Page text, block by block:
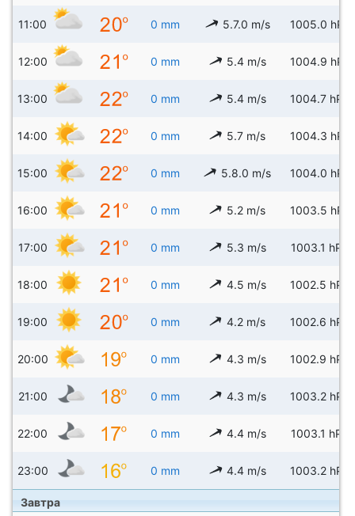
11:00 0 mm 5.7.0 m/s 1005.0 hPa
12:00 0 mm 5.4 m/s 1004.9 hPa
13:00 0 mm 5.4 m/s 1004.7 hPa
14:00 0 mm 5.7 m/s 1004.3 hPa
15:00 0 mm 5.8.0 m/s 1004.0 hPa
16:00 0 mm 5.2 m/s 1003.5 hPa
17:00 0 mm 5.3 m/s 1003.1 hPa
18:00 0 mm 4.5 m/s 1002.5 hPa
19:00 0 mm 4.2 m/s 1002.6 hPa
20:00 0 mm 4.3 m/s 1002.9 hPa
21:00 0 mm 4.3 m/s 1003.2 hPa
22:00 0 mm 4.4 m/s 1003.1 hPa
23:00 0 mm 4.4 m/s 1003.2 hPa
Завтра